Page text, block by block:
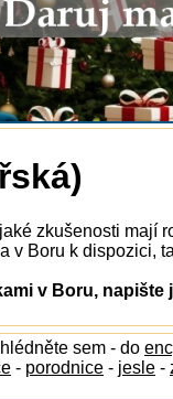
zkušenosti mají
v Boru k dispozici,
v Boru,
sem - do
- porodnice - jesle -